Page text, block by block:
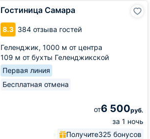
Гостиница Самара
8.3 384 отзыва гостей
Геленджик, 1000 м от центра
109 м от бухты Геленджикской
Первая линия
Бесплатная отмена
от6 500руб.
за 1 ночь
Получите325 бонусов